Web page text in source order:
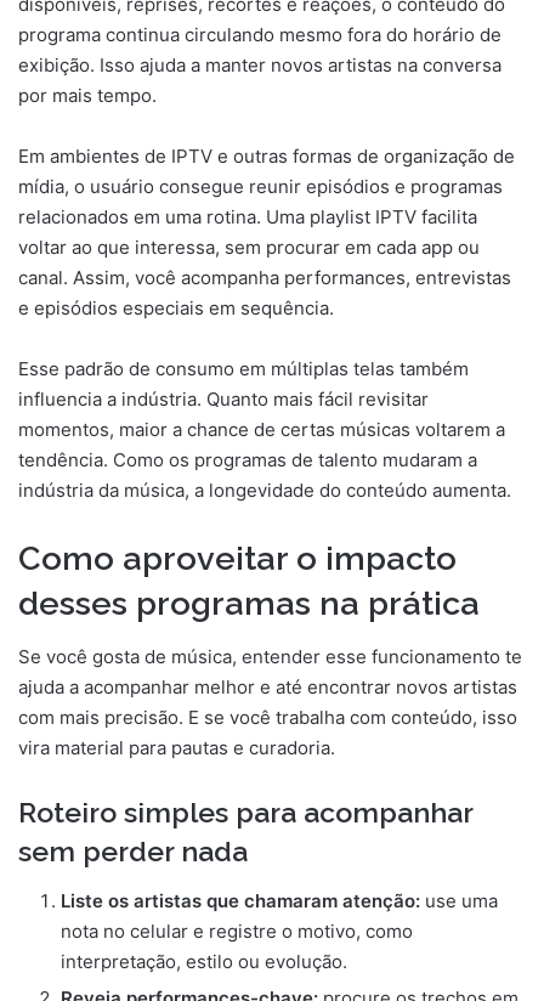
programa continua circulando mesmo fora do horário de
exibição. Isso ajuda a manter novos artistas na conversa
por mais tempo.
Em ambientes de IPTV e outras formas de organização de
mídia, o usuário consegue reunir episódios e programas
relacionados em uma rotina. Uma playlist IPTV facilita
voltar ao que interessa, sem procurar em cada app ou
canal. Assim, você acompanha performances, entrevistas
e episódios especiais em sequência.
Esse padrão de consumo em múltiplas telas também
influencia a indústria. Quanto mais fácil revisitar
momentos, maior a chance de certas músicas voltarem a
tendência. Como os programas de talento mudaram a
indústria da música, a longevidade do conteúdo aumenta.
Como aproveitar o impacto
desses programas na prática
Se você gosta de música, entender esse funcionamento te
ajuda a acompanhar melhor e até encontrar novos artistas
com mais precisão. E se você trabalha com conteúdo, isso
vira material para pautas e curadoria.
Roteiro simples para acompanhar
sem perder nada
Liste os artistas que chamaram atenção: use uma
nota no celular e registre o motivo, como
interpretação, estilo ou evolução.